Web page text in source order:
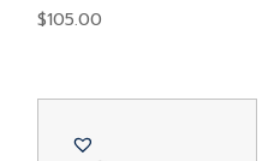
$105.00